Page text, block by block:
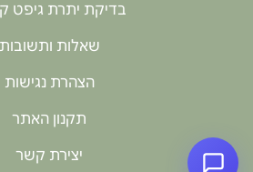
בדיקת יתרת גיפט
שאלות ותשובות
הצהרת נגישות
תקנון האתר
יצירת קשר